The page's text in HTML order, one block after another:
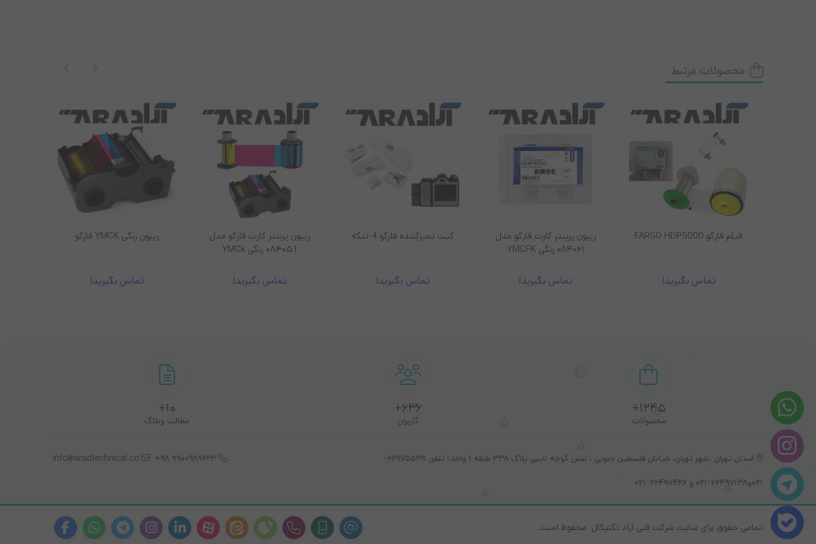
محصولات مرتبط
فیلم فارگو FARGO HDP5000
تماس بگیرید!
ریبون پرینتر کارت فارگو مدل
۰۸۴۰۶۱ رنگی YMCFK
تماس بگیرید!
کیت تمیزکننده فارگو 4-تیکه
تماس بگیرید!
ریبون پرینتر کارت فارگو مدل
۰۸۴۰۵1 رنگی YMCk
تماس بگیرید!
ریبون رنگی YMCK فارگو
تماس بگیرید!
1245+
محصولات
636+
کاربران
10+
مطالب وبلاگ
استان تهران ،شهر تهران، خیابان فلسطین جنوبی ، نبش کوچه نایبی پلاک 338 طبقه 1 واحد1 تلفن 66975538-
021و66497138-021 و 66497426-021
9900989623 98+
info@aradtechnical.co
تمامی حقوق برای سایت شرکت فنی آراد تکنیکال محفوظ است.